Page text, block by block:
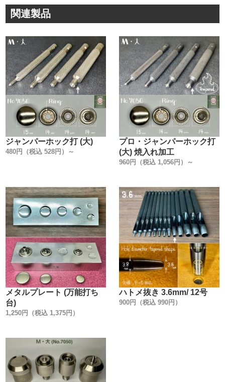
その為、著しく耐久性や見た目が悪く、すぐ錆が出ます。
模造品には、HASI HATOのメーカー名も刻印されていま
見分けがつきにくい為、他社でのご購入にはご注意下さ
い。
創業100年以上に及ぶ歴史が、大量生産品にもかかわら
ず、このクオリティーを維持し続けて、お客様に愛され続
けている理由です。
・
金具1つとっても、世の中には様々なメーカーがあります。
『革を止めるだけでしょ』と、金具の品質にこだわらない
方もいらっしゃるかもしれません。
普段、金具の品質を金属製品としての視点から見る事がな
弊社では、【日本製で高品質・低価格な金具】を、【レザ
ークラフト工具製造メーカーの視点】から選んで販売して
います。
信頼のおける金具メーカーの規格に合わせた、工具(打棒)
を作る事を作る事が、一番使用上のトラブルが無いので
す。
・
【特徴】
鋼材の選定・指定した焼入れ硬度・厳正な品質管理によ
り、【金属の消耗が少ない】のが特徴です。
お馴染みのパチンという軽快な音で、何回でもスムーズに
脱着できます。
生地に比べて厚みのあるレザークラフトに適しています。
・
【製造国】
金具は全て安全性・信頼性の高い【日本製】です。
関連製品
ジャンパーホック打 (大)
480円（税込 528円）～
プロ・ジャンパーホック打
(大) 焼入れ加工
960円（税込 1,056円）～
メタルプレート (万能打ち
台)
1,250円（税込 1,375円）
ハトメ抜き 3.6mm/ 12号
900円（税込 990円）